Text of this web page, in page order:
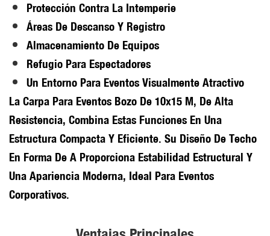
Protección Contra La Intemperie
Áreas De Descanso Y Registro
Almacenamiento De Equipos
Refugio Para Espectadores
Un Entorno Para Eventos Visualmente Atractivo
La Carpa Para Eventos Bozo De 10x15 M, De Alta
Resistencia, Combina Estas Funciones En Una
Estructura Compacta Y Eficiente. Su Diseño De Techo
En Forma De A Proporciona Estabilidad Estructural Y
Una Apariencia Moderna, Ideal Para Eventos
Corporativos.